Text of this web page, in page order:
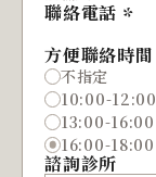
聯絡電話
方便聯絡時間
不指定
10:00-12:00
13:00-16:00
16:00-18:00
諮詢診所